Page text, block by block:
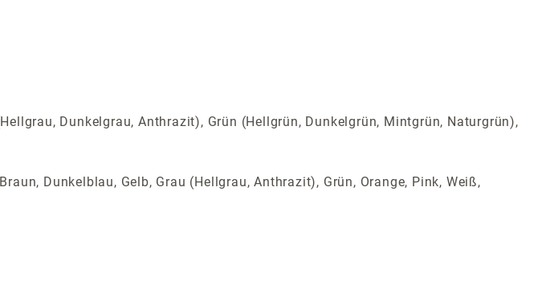
Dunkelgrau, Anthrazit), Grün (Hellgrün, Dunkelgrün, Mintgrün, Naturgrün),
Dunkelblau, Gelb, Grau (Hellgrau, Anthrazit), Grün, Orange, Pink, Weiß,